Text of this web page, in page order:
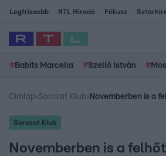
Legfrissebb RTL Híradó Fókusz
# Babits Marcella #Szellő István #
Címlap›Sorozat Klub›
Sorozat Klub
Novemberben is a